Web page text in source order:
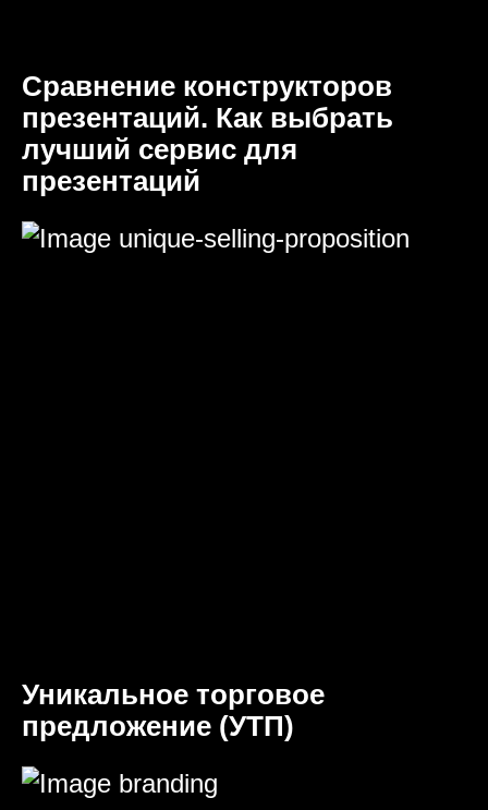
Сравнение конструкторов
презентаций. Как выбрать
лучший сервис для
презентаций
Уникальное торговое
предложение (УТП)